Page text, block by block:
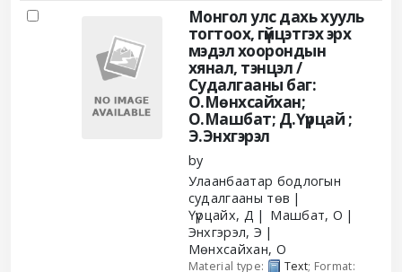
Results
Монгол улс дахь хууль
тогтоох, гүйцэтгэх эрх
мэдэл хоорондын
хянал, тэнцэл /
Судалгааны баг:
О.Мөнхсайхан;
О.Машбат; Д.Үүрцай ;
Э.Энхгэрэл
by
Улаанбаатар бодлогын
судалгааны төв
Үүрцайх, Д
Машбат, О
Энхгэрэл, Э
Мөнхсайхан, О
Material type: Text; Format: